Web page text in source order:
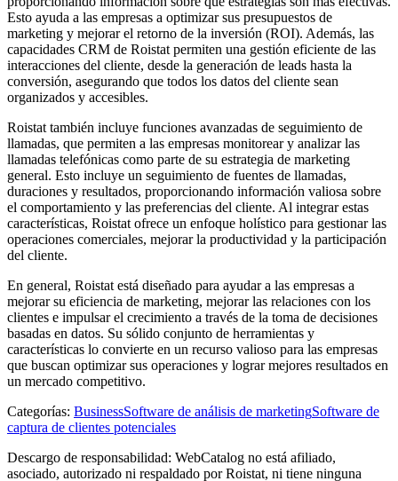
Esto ayuda a las empresas a optimizar sus presupuestos de
marketing y mejorar el retorno de la inversión (ROI). Además, las
capacidades CRM de Roistat permiten una gestión eficiente de las
interacciones del cliente, desde la generación de leads hasta la
conversión, asegurando que todos los datos del cliente sean
organizados y accesibles.
Roistat también incluye funciones avanzadas de seguimiento de
llamadas, que permiten a las empresas monitorear y analizar las
llamadas telefónicas como parte de su estrategia de marketing
general. Esto incluye un seguimiento de fuentes de llamadas,
duraciones y resultados, proporcionando información valiosa sobre
el comportamiento y las preferencias del cliente. Al integrar estas
características, Roistat ofrece un enfoque holístico para gestionar las
operaciones comerciales, mejorar la productividad y la participación
del cliente.
En general, Roistat está diseñado para ayudar a las empresas a
mejorar su eficiencia de marketing, mejorar las relaciones con los
clientes e impulsar el crecimiento a través de la toma de decisiones
basadas en datos. Su sólido conjunto de herramientas y
características lo convierte en un recurso valioso para las empresas
que buscan optimizar sus operaciones y lograr mejores resultados en
un mercado competitivo.
Categorías: BusinessSoftware de análisis de marketingSoftware de
captura de clientes potenciales
Descargo de responsabilidad: WebCatalog no está afiliado,
asociado, autorizado ni respaldado por Roistat, ni tiene ninguna